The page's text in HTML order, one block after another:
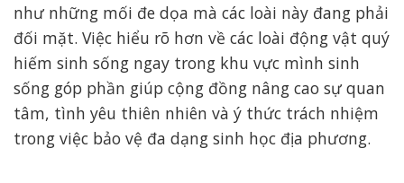
như những mối đe dọa mà các loài này đang phải
đối mặt. Việc hiểu rõ hơn về các loài động vật quý
hiếm sinh sống ngay trong khu vực mình sinh
sống góp phần giúp cộng đồng nâng cao sự quan
tâm, tình yêu thiên nhiên và ý thức trách nhiệm
trong việc bảo vệ đa dạng sinh học địa phương.